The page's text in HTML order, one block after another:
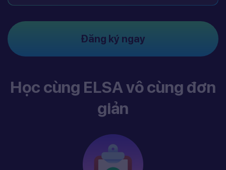
Đăng ký ngay
Học cùng ELSA vô cùng đơn
giản